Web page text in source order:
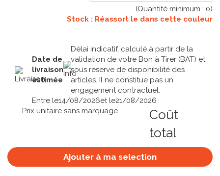
(Quantité minimum : 0)
Stock : Réassort le dans cette couleur
Date de
livraison
estimée
Délai indicatif, calculé à partir de la
validation de votre Bon à Tirer (BAT) et
sous réserve de disponibilité des
articles. Il ne constitue pas un
engagement contractuel.
Entre le14/08/2026et le21/08/2026
Prix unitaire sans marquage
Coût
total
Ajouter à ma selection